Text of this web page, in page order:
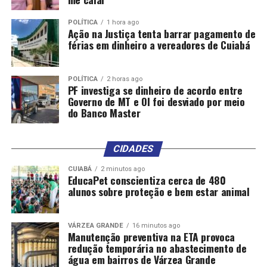
2012 e as receitas da União decorrentes de acordos de
individualização da produção de petróleo (definição do
quanto pode ser extraído de campos abastecidos pela
mesma jazida).
O texto também deixa explícito que a DRU não atinge
recursos que devem ser transferidos a estados e
municípios por força constitucional ou legal.
resultar em um crescimento superior ao permitido para
as despesas primárias. Isso significa que mudanças
futuras nos pisos de aplicação em saúde e educação, por
exemplo, não poderão levar a um aumento de gastos
acima do limite do arcabouço fiscal.
Supersalários
Em relação aos supersalários, a proposta enviada pelo
POLÍTICA 1 hora ago
Ação na Justiça tenta barrar pagamento de
férias em dinheiro a vereadores de Cuiabá
POLÍTICA 2 horas ago
PF investiga se dinheiro de acordo entre
Governo de MT e OI foi desviado por meio
do Banco Master
CIDADES
CUIABÁ 2 minutos ago
EducaPet conscientiza cerca de 480
alunos sobre proteção e bem estar animal
VÁRZEA GRANDE 16 minutos ago
Manutenção preventiva na ETA provoca
redução temporária no abastecimento de
água em bairros de Várzea Grande